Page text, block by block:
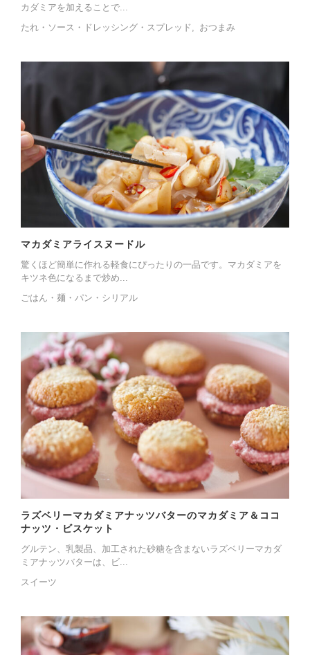
カダミアを加えることで...
たれ・ソース・ドレッシング・スプレッド
おつまみ
マカダミアライスヌードル
驚くほど簡単に作れる軽食にぴったりの一品です。マカダミアを
キツネ色になるまで炒め...
ごはん・麺・パン・シリアル
ラズベリーマカダミアナッツバターのマカダミア＆ココ
ナッツ・ビスケット
グルテン、乳製品、加工された砂糖を含まないラズベリーマカダ
ミアナッツバターは、ビ...
スイーツ